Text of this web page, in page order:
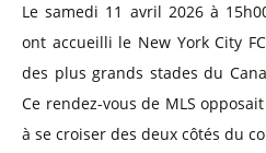
Le samedi 11 avril 2026 à
ont accueilli le New York City
des plus grands stades du
Ce rendez-vous de MLS
à se croiser des deux côtés du